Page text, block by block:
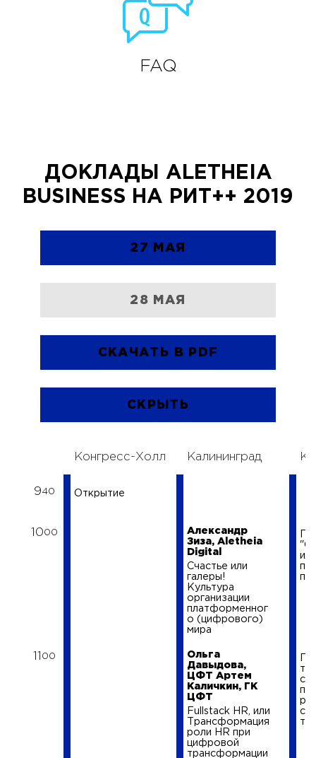
FAQ
ДОКЛАДЫ ALETHEIA
BUSINESS НА РИТ++ 2019
27 МАЯ
28 МАЯ
СКАЧАТЬ В PDF
СКРЫТЬ
Конгресс-Холл Калининград
940
1000
00
Открытие
Александр
Зиза, Aletheia
Digital
Счастье или
галеры!
Культура
организации
платформенног
о (цифрового)
мира
Ольга
Давыдова,
ЦФТ Артем
Каличкин, ГК
ЦФТ
Fullstack HR, или
Трансформация
роли HR при
цифровой
трансформации